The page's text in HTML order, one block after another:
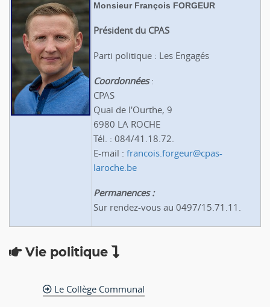
Monsieur François FORGEUR
Président du CPAS
Parti politique : Les Engagés
Coordonnées:
CPAS
Quai de l'Ourthe, 9
6980 LA ROCHE
Tél. : 084/41.18.72.
E-mail : francois.forgeur@cpas-
laroche.be
Permanences :
Sur rendez-vous au 0497/15.71.11.
Vie politique
Le Collège Communal